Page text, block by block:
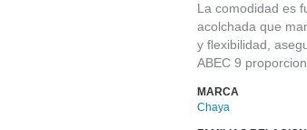
La comodidad es
acolchada que
y flexibilidad,
ABEC 9
MARCA
Chaya